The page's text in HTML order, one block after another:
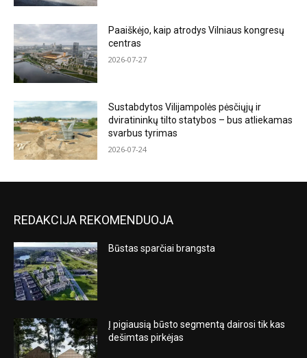
Paaiškėjo, kaip atrodys Vilniaus kongresų
centras
2026-07-27
Sustabdytos Vilijampolės pėsčiųjų ir
dviratininkų tilto statybos – bus atliekamas
svarbus tyrimas
2026-07-24
REDAKCIJA REKOMENDUOJA
Būstas sparčiai brangsta
Į pigiausią būsto segmentą dairosi tik kas
dešimtas pirkėjas